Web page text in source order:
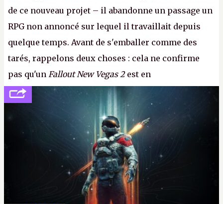
de ce nouveau projet – il abandonne un passage un
RPG non annoncé sur lequel il travaillait depuis
quelque temps. Avant de s'emballer comme des
tarés, rappelons deux choses : cela ne confirme
pas qu'un Fallout New Vegas 2est en
développement (pour ce que l'on sait, ils bossent
peut-être sur
Fallout Football ou
Fallout vs. Les
Lapins Crétins) et l'Obsidian d'aujourd'hui n'est plus
le même studio qu'il y a 15 ans. Mais bon, OK, on
peut commencer à fantasmer.A.